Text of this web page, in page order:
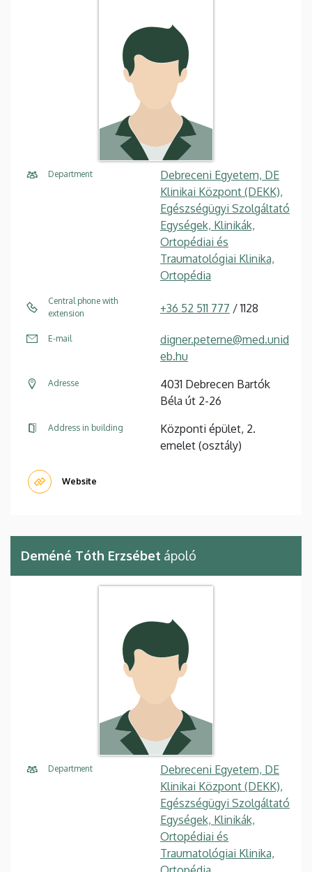
Department
Debreceni Egyetem, DE
Klinikai Központ (DEKK),
Egészségügyi Szolgáltató
Egységek, Klinikák,
Ortopédiai és
Traumatológiai Klinika,
Ortopédia
Central phone with
extension
+36 52 511 777 / 1128
E-mail
digner.peterne@med.unid
eb.hu
Adresse
4031 Debrecen Bartók
Béla út 2-26
Address in building
Központi épület, 2.
emelet (osztály)
Website
Deméné Tóth Erzsébet ápoló
Department
Debreceni Egyetem, DE
Klinikai Központ (DEKK),
Egészségügyi Szolgáltató
Egységek, Klinikák,
Ortopédiai és
Traumatológiai Klinika,